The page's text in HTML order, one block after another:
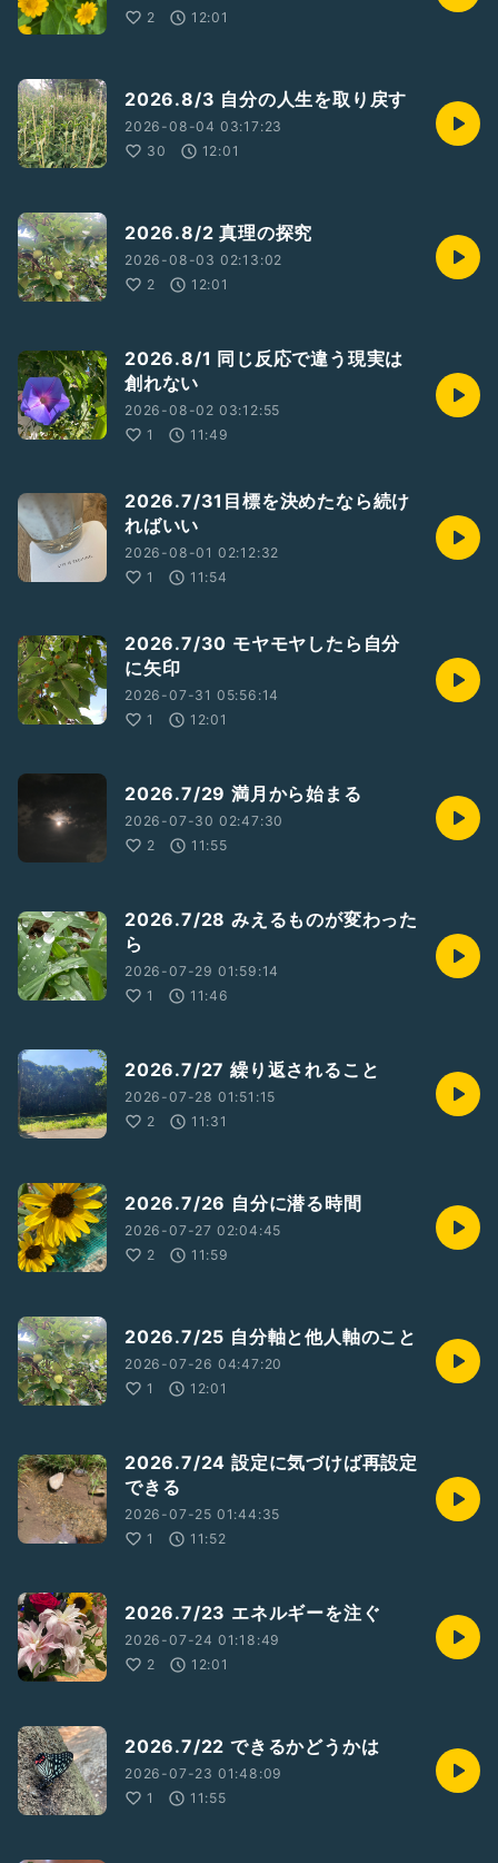
2
12:01
2026.8/3 自分の人生を取り戻す
2026-08-04 03:17:23
30
12:01
2026.8/2 真理の探究
2026-08-03 02:13:02
2
12:01
2026.8/1 同じ反応で違う現実は
創れない
2026-08-02 03:12:55
1
11:49
2026.7/31目標を決めたなら続け
ればいい
2026-08-01 02:12:32
1
11:54
2026.7/30 モヤモヤしたら自分
に矢印
2026-07-31 05:56:14
1
12:01
2026.7/29 満月から始まる
2026-07-30 02:47:30
2
11:55
2026.7/28 みえるものが変わった
ら
2026-07-29 01:59:14
1
11:46
2026.7/27 繰り返されること
2026-07-28 01:51:15
2
11:31
2026.7/26 自分に潜る時間
2026-07-27 02:04:45
2
11:59
2026.7/25 自分軸と他人軸のこと
2026-07-26 04:47:20
1
12:01
2026.7/24 設定に気づけば再設定
できる
2026-07-25 01:44:35
1
11:52
2026.7/23 エネルギーを注ぐ
2026-07-24 01:18:49
2
12:01
2026.7/22 できるかどうかは
2026-07-23 01:48:09
1
11:55